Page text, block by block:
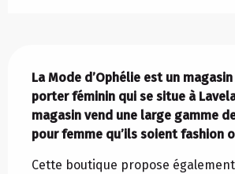
La Mode d’Ophélie est un
porter féminin qui se situe à
magasin vend une large gamme
pour femme qu’ils soient fashion
Cette boutique propose